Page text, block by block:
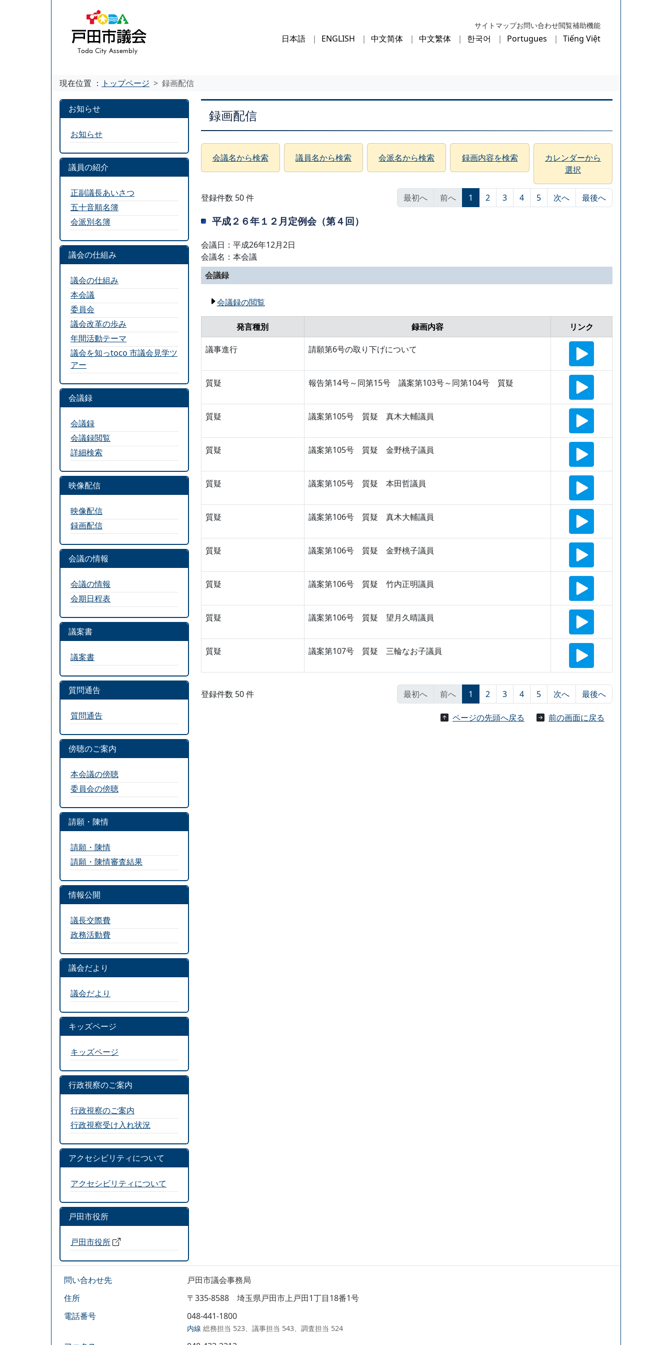
サイトマップお問い合わせ閲覧補助機能
日本語 ENGLISH 中文简体 中文繁体 한국어 Portugues Tiếng Việt
現在位置 ： トップページ 録画配信
録画配信
会議名から検索 議員名から検索 会派名から検索 録画内容を検索
カレンダーから
選択
登録件数 50 件 最初へ 前へ 1 2 3 4 5 次へ 最後へ
平成２６年１２月定例会（第４回）
会議日：平成26年12月2日
会議名：本会議
会議録
会議録の閲覧
発言種別 録画内容 リンク
議事進行 請願第6号の取り下げについて
質疑 報告第14号～同第15号 議案第103号～同第104号 質疑
質疑 議案第105号 質疑 真木大輔議員
質疑 議案第105号 質疑 金野桃子議員
質疑 議案第105号 質疑 本田哲議員
質疑 議案第106号 質疑 真木大輔議員
質疑 議案第106号 質疑 金野桃子議員
質疑 議案第106号 質疑 竹内正明議員
質疑 議案第106号 質疑 望月久晴議員
質疑 議案第107号 質疑 三輪なお子議員
登録件数 50 件 最初へ 前へ 1 2 3 4 5 次へ 最後へ
ページの先頭へ戻る 前の画面に戻る
お知らせ
お知らせ
議員の紹介
正副議長あいさつ
五十音順名簿
会派別名簿
議会の仕組み
議会の仕組み
本会議
委員会
議会改革の歩み
年間活動テーマ
議会を知っtoco 市議会見学ツ
アー
会議録
会議録
会議録閲覧
詳細検索
映像配信
映像配信
録画配信
会議の情報
会議の情報
会期日程表
議案書
議案書
質問通告
質問通告
傍聴のご案内
本会議の傍聴
委員会の傍聴
請願・陳情
請願・陳情
請願・陳情審査結果
情報公開
議長交際費
政務活動費
議会だより
議会だより
キッズページ
キッズページ
行政視察のご案内
行政視察のご案内
行政視察受け入れ状況
アクセシビリティについて
アクセシビリティについて
戸田市役所
戸田市役所
問い合わせ先
戸田市議会事務局
住所
〒335-8588 埼玉県戸田市上戸田1丁目18番1号
電話番号
048-441-1800
内線 総務担当 523、議事担当 543、調査担当 524